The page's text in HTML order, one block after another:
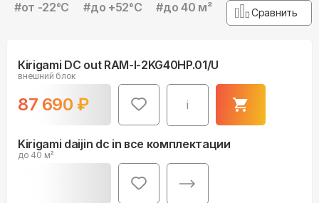
#от -22°С #до +52°С #до 40 м² Сравнить
Кirigami DC out RAM-I-2KG40HP.01/U
внешний блок
87 690 ₽ i
Kirigami daijin dc in все комплектации
до 40 м²